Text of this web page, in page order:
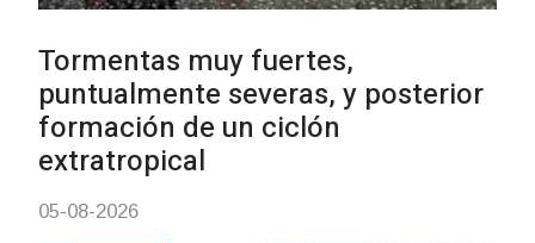
mayores
03-08-2026
Actualización sobre la agenda
vacunación contra el
meningococo
NOTICIAS